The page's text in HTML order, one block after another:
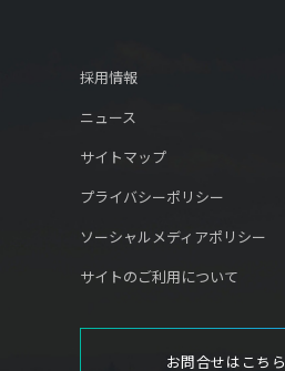
採用情報
ニュース
サイトマップ
プライバシーポリシー
ソーシャルメディアポリシー
サイトのご利用について
お問合せはこちら